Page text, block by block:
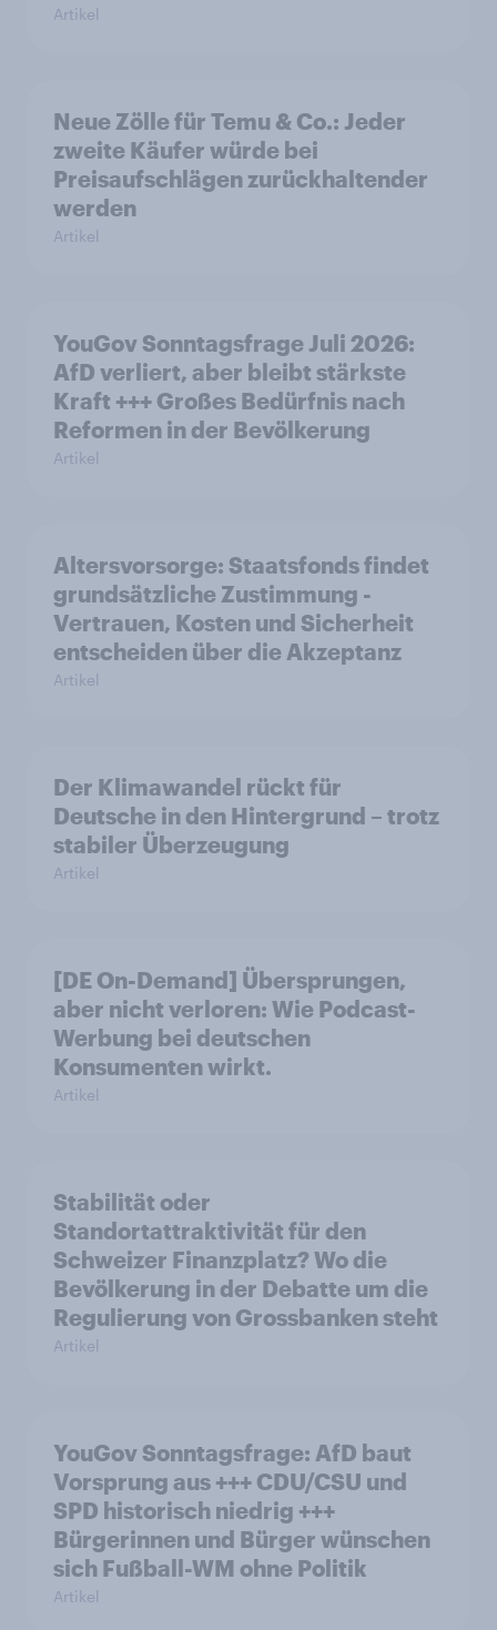
Artikel
Neue Zölle für Temu & Co.: Jeder
zweite Käufer würde bei
Preisaufschlägen zurückhaltender
werden
Artikel
YouGov Sonntagsfrage Juli 2026:
AfD verliert, aber bleibt stärkste
Kraft +++ Großes Bedürfnis nach
Reformen in der Bevölkerung
Artikel
Altersvorsorge: Staatsfonds findet
grundsätzliche Zustimmung -
Vertrauen, Kosten und Sicherheit
entscheiden über die Akzeptanz
Artikel
Der Klimawandel rückt für
Deutsche in den Hintergrund – trotz
stabiler Überzeugung
Artikel
[DE On-Demand] Übersprungen,
aber nicht verloren: Wie Podcast-
Werbung bei deutschen
Konsumenten wirkt.
Artikel
Stabilität oder
Standortattraktivität für den
Schweizer Finanzplatz? Wo die
Bevölkerung in der Debatte um die
Regulierung von Grossbanken steht
Artikel
YouGov Sonntagsfrage: AfD baut
Vorsprung aus +++ CDU/CSU und
SPD historisch niedrig +++
Bürgerinnen und Bürger wünschen
sich Fußball-WM ohne Politik
Artikel